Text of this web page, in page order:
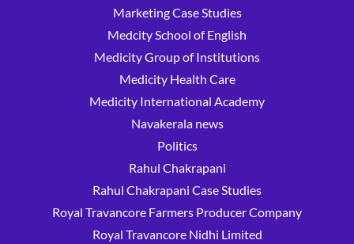
Marketing Case Studies
Medcity School of English
Medicity Group of Institutions
Medicity Health Care
Medicity International Academy
Navakerala news
Politics
Rahul Chakrapani
Rahul Chakrapani Case Studies
Royal Travancore Farmers Producer Company
Royal Travancore Nidhi Limited